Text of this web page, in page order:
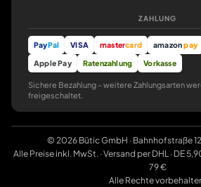
ZAHLUNG
PayPal VISA mastercard amazonpay
Apple Pay
Ratenzahlung Vorkasse
Sichere Bezahlung – weitere Zahlungsarten
freigeschaltet.
© 2026 Bütic GmbH · Bahnhofstraße
Alle Preise inkl. MwSt. · Versand per DHL · DE
79 €
Alle Rechte